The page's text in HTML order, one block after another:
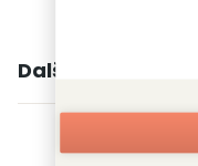
Další knihy autora